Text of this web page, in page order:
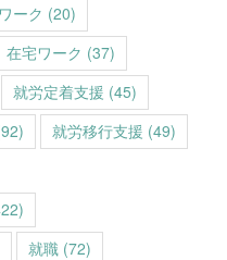
ーク (20)
在宅ワーク (37)
就労定着支援 (45)
就労移行支援 (49)
就職 (72)